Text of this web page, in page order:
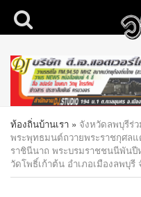
ท้องถิ่นบ้านเรา » จังหวัดลพบุรีร่
พระพุทธมนต์ถวายพระราชกุศล
ราชินีนาถ พระบรมราชชนนีพัน
วัดโพธิ์เก้าต้น อำเภอเมืองลพบุรี